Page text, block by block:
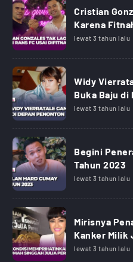
Cristian
Karena
lewat 3 tahun lalu
Widy
Buka Baju di
lewat 3 tahun lalu
Begini
Tahun 2023
lewat 3 tahun lalu
Mirisnya
Kanker Milik
lewat 3 tahun lalu